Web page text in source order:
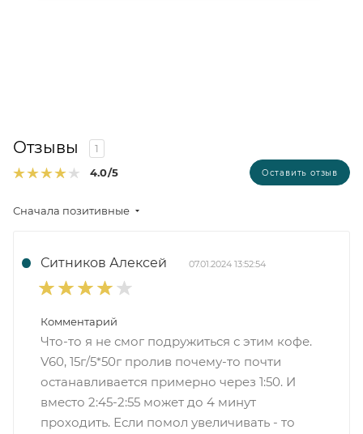
Отзывы
1
4.0/5 Оставить отзыв
Сначала позитивные
Ситников Алексей 07.01.2024 13:52:54
Комментарий
Что-то я не смог подружиться с этим кофе.
V60, 15г/5*50г пролив почему-то почти
останавливается примерно через 1:50. И
вместо 2:45-2:55 может до 4 минут
проходить. Если помол увеличивать - то